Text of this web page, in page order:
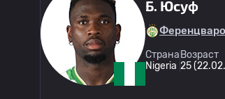
Б. Юсуф
Страна
Nigeria
Возраст
25